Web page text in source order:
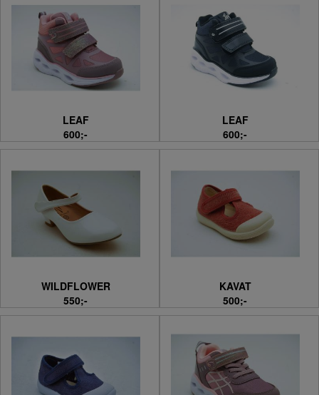
LEAF
600;-
LEAF
600;-
WILDFLOWER
550;-
KAVAT
500;-